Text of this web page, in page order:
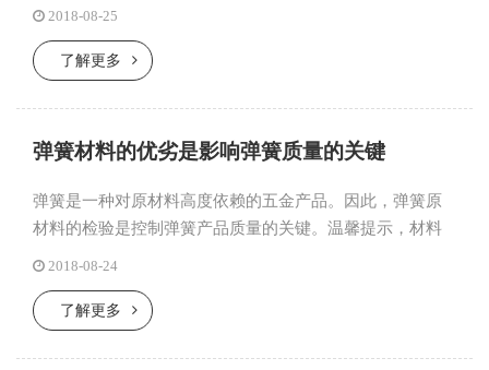
2018-08-25
了解更多
弹簧材料的优劣是影响弹簧质量的关键
弹簧是一种对原材料高度依赖的五金产品。因此，弹簧原
材料的检验是控制弹簧产品质量的关键。温馨提示，材料
2018-08-24
了解更多